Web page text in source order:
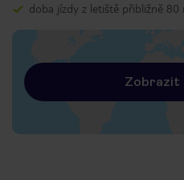
doba jízdy z letiště přibližně 80
Zobrazit